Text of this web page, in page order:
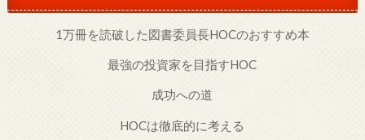
1万冊を読破した図書委員長HOCのおすすめ本
最強の投資家を目指すHOC
成功への道
HOCは徹底的に考える